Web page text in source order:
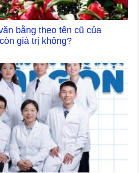
bằng theo tên cũ của
giá trị không?